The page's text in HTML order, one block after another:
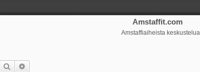
Amstaffit.com
Amstaffiaiheista keskustelua
Etsi